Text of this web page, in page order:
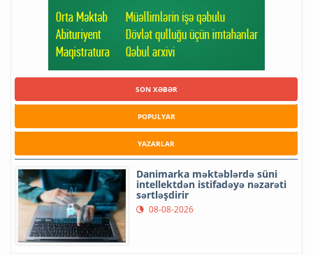
SON XƏBƏR
POPULYAR
YAZARLAR
Danimarka məktəblərdə süni
intellektdən istifadəyə nəzarəti
sərtləşdirir
08-08-2026